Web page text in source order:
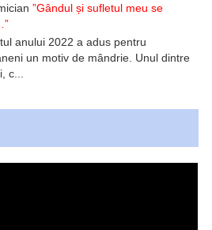
”Gândul și sufletul meu se
anului 2022 a adus pentru
un motiv de mândrie. Unul dintre
c...